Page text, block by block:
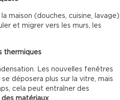
maison (douches, cuisine, lavage)
et migrer vers les murs, les
thermiques
Les nouvelles fenêtres
déposera plus sur la vitre, mais
cela peut entraîner des
matériaux